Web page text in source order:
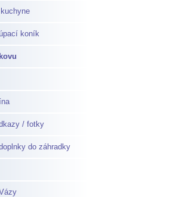
koník
/ fotky
do záhradky